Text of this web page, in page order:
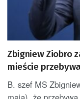
Zbigniew Ziobro
mieście przebywa
B. szef MS